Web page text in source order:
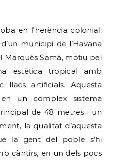
en l’herència colonial:
municipi de l’Havana
Marquès Samà, motiu pel
estètica tropical amb
llacs artificials. Aquesta
un complex sistema
de 48 metres i un
la qualitat d’aquesta
la gent del poble s’hi
càntirs, en un dels pocs